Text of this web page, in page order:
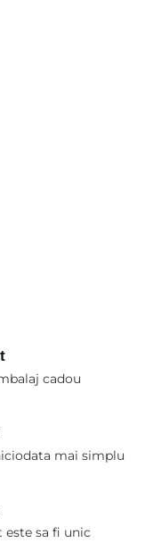
cadou
mai simplu
sa fi unic